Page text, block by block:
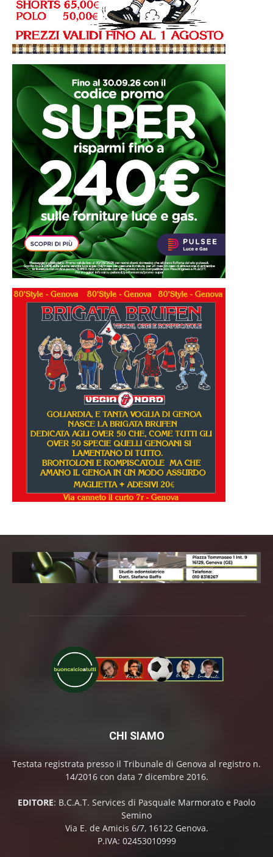
CHI SIAMO
Testata registrata presso il Tribunale di Genova al registro n.
14/2016 con data 7 dicembre 2016.
EDITORE: B.C.A.T. Services di Pasquale Marmorato e Paolo
Semino
Via E. de Amicis 6/7, 16122 Genova.
P.IVA: 02453010999